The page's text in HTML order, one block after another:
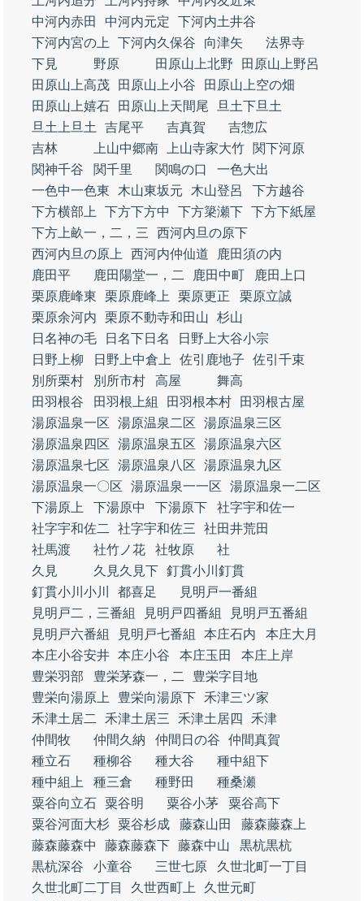
中河内赤田
中河内元定
下河内土井谷
下河内宮の上
下河内久保谷 向津矢
法界寺
下見
野原 田原山上北野
田原山上野呂
田原山上高茂
田原山上小谷
田原山上空の畑
田原山上嬉石
田原山上天間尾
旦土下旦土
旦土上旦土
吉尾平 吉真賀
吉惣広
吉林
上山中郷南 上山寺家大竹
関下河原
関神千谷
関千里 関鳴の口
一色大出
一色中一色東
木山東坂元 木山登呂
下方越谷
下方横部上
下方下方中 下方簗瀬下 下方下紙屋
下方上畝一，二，三
西河内旦の原下
西河内旦の原上
西河内仲仙道
鹿田須の内
鹿田平
鹿田陽堂一，二 鹿田中町
鹿田上口
栗原鹿峰東
栗原鹿峰上 栗原更正
栗原立誠
栗原余河内
栗原不動寺和田山
杉山
日名神の毛
日名下日名
日野上大谷小宗
日野上柳
日野上中倉上 佐引鹿地子
佐引千束
別所栗村
別所市村 高屋
舞高
田羽根谷
田羽根上組 田羽根本村
田羽根古屋
湯原温泉一区
湯原温泉二区
湯原温泉三区
湯原温泉四区
湯原温泉五区
湯原温泉六区
湯原温泉七区
湯原温泉八区
湯原温泉九区
湯原温泉一〇区
湯原温泉一一区
湯原温泉一二区
下湯原上
下湯原中 下湯原下
社字宇和佐一
社字宇和佐二
社字宇和佐三
社田井荒田
社馬渡
社竹ノ花 社牧原
社
久見
久見久見下 釘貫小川釘貫
釘貫小川小川
都喜足
見明戸一番組
見明戸二，三番組
見明戸四番組
見明戸五番組
見明戸六番組
見明戸七番組 本庄石内
本庄大月
本庄小谷安井 本庄小谷 本庄玉田
本庄上岸
豊栄羽部
豊栄茅森一，二
豊栄字目地
豊栄向湯原上
豊栄向湯原下 禾津三ツ家
禾津土居二
禾津土居三 禾津土居四
禾津
仲間牧
仲間久納 仲間日の谷
仲間真賀
種立石
種柳谷 種大谷
種中組下
種中組上
種三倉 種野田
種桑瀬
粟谷向立石 粟谷明 粟谷小茅
粟谷高下
粟谷河面大杉 粟谷杉成 藤森山田
藤森藤森上
藤森藤森中
藤森藤森下 藤森中山
黒杭黒杭
黒杭深谷
小童谷 三世七原
久世北町一丁目
久世北町二丁目
久世西町上
久世元町